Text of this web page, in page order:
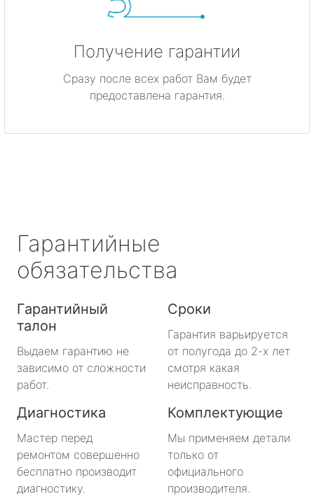
Получение гарантии
Сразу после всех работ Вам будет
предоставлена гарантия.
Гарантийные
обязательства
Гарантийный
талон
Выдаем гарантию не
зависимо от сложности
работ.
Сроки
Гарантия варьируется
от полугода до 2-х лет
смотря какая
неисправность.
Диагностика
Мастер перед
ремонтом совершенно
бесплатно производит
диагностику.
Комплектующие
Мы применяем детали
только от
официального
производителя.